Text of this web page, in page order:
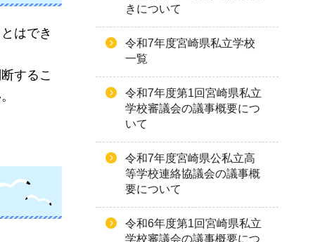
はでき
するこ
きについて
令和7年度宮崎県私立学校
一覧
令和7年度第1回宮崎県私立
学校審議会の議事概要につ
いて
令和7年度宮崎県公私立高
等学校連絡協議会の議事概
要について
令和6年度第1回宮崎県私立
学校審議会の議事概要につ